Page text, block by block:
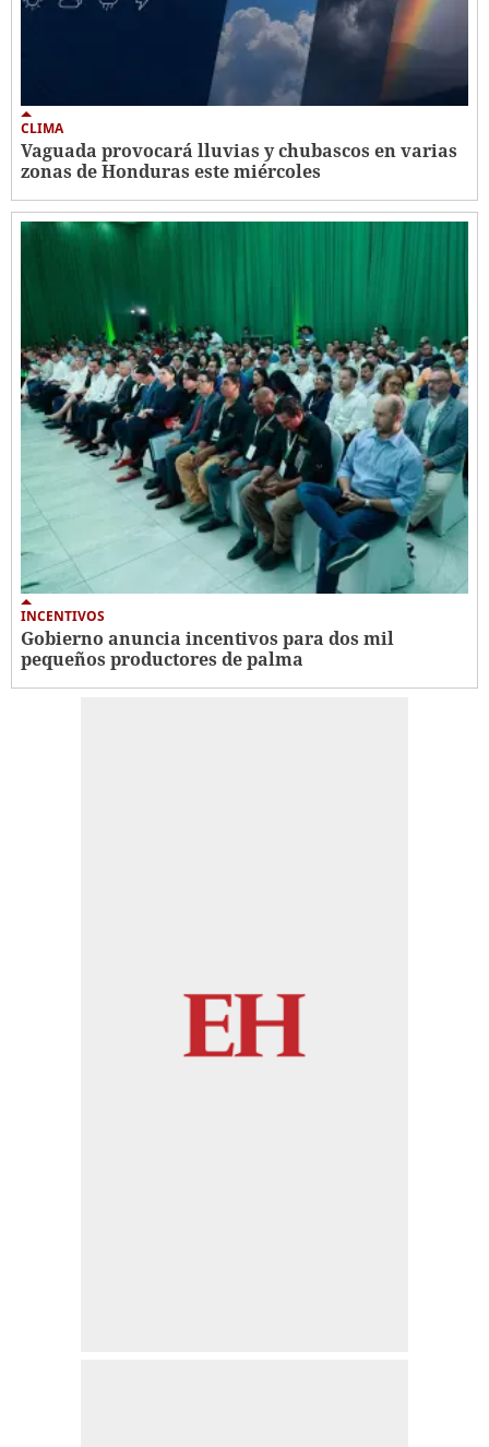
CLIMA
Vaguada provocará lluvias y chubascos en varias
zonas de Honduras este miércoles
INCENTIVOS
Gobierno anuncia incentivos para dos mil
pequeños productores de palma